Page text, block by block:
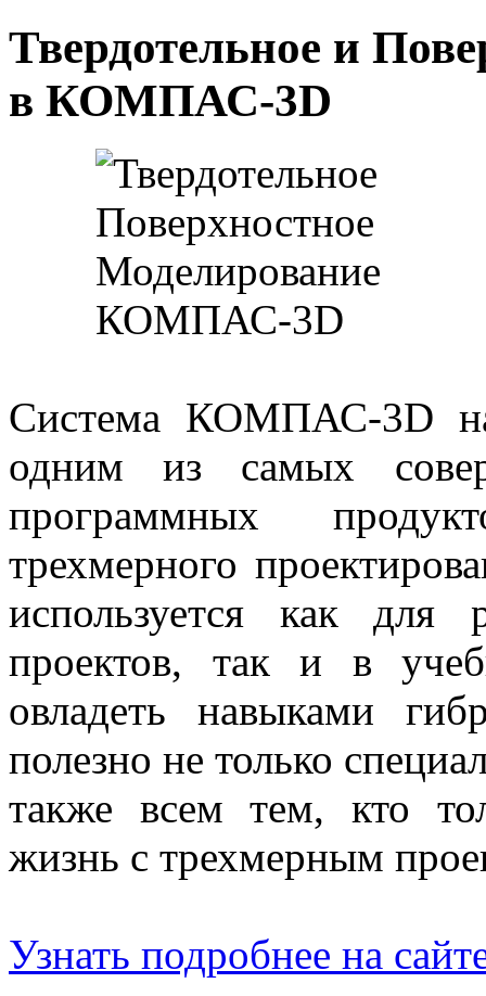
Твердотельное и
в КОМПАС-3D
Система КОМПАС-3D
одним из самых
программных
трехмерного
используется как для
проектов, так и в
овладеть навыками
полезно не только
также всем тем, кто
жизнь с трехмерным
Узнать подробнее на